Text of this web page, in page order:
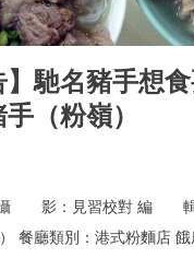
】馳名豬手想
（粉嶺）
攝 影：見習校對 編 輯
餐廳類別：港式粉麵店 餓